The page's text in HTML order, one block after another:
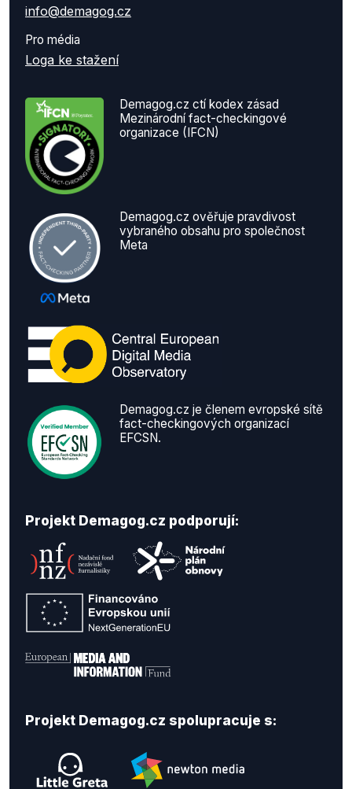
info@demagog.cz
Pro média
Loga ke stažení
Demagog.cz ctí kodex zásad
Mezinárodní fact-checkingové
organizace (IFCN)
Demagog.cz ověřuje pravdivost
vybraného obsahu pro společnost
Meta
Demagog.cz je členem evropské sítě
fact-checkingových organizací
EFCSN.
Projekt Demagog.cz podporují:
Projekt Demagog.cz spolupracuje s: